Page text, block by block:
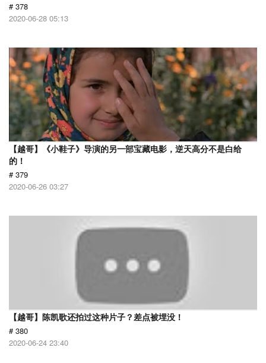
# 378
2020-06-28 05:13
【越哥】《小鞋子》导演的另一部宝藏电影，逆天高分不是白给
的！
# 379
2020-06-26 03:27
【越哥】陈凯歌还拍过这种片子？差点被埋没！
# 380
2020-06-24 23:40